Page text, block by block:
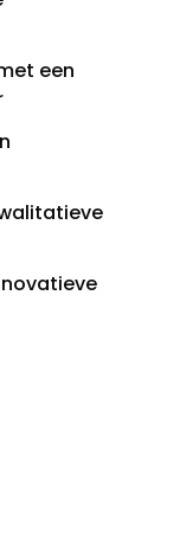
een